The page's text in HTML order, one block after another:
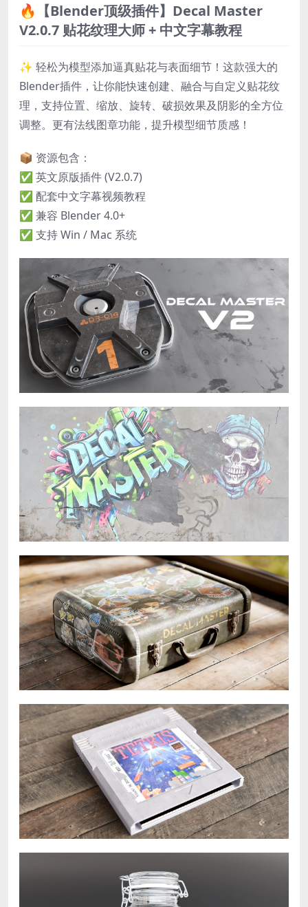
🔥【Blender顶级插件】Decal Master
V2.0.7 贴花纹理大师 + 中文字幕教程
✨ 轻松为模型添加逼真贴花与表面细节！这款强大的
Blender插件，让你能快速创建、融合与自定义贴花纹
理，支持位置、缩放、旋转、破损效果及阴影的全方位
调整。更有法线图章功能，提升模型细节质感！
📦 资源包含：
✅ 英文原版插件 (V2.0.7)
✅ 配套中文字幕视频教程
✅ 兼容 Blender 4.0+
✅ 支持 Win / Mac 系统